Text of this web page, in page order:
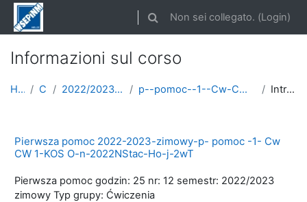
Vai al contenuto principale
Attiva/disattiva input di ricerca
Non sei collegato. (Login)
Informazioni sul corso
Home Corsi 2022/2023 semestr zimowy p--pomoc--1--Cw-CW-1-ROK-2022-2023-zimowy Introduzione
Pierwsza pomoc 2022-2023-zimowy-p- pomoc -1- Cw
CW 1-KOS O-n-2022NStac-Ho-j-2wT
Pierwsza pomoc godzin: 25 nr: 12 semestr: 2022/2023
zimowy Typ grupy: Ćwiczenia